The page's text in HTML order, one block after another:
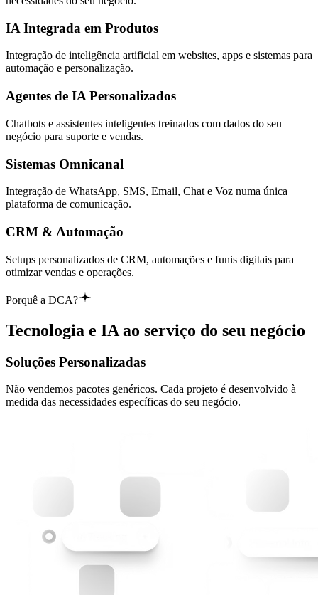
IA Integrada em Produtos
Integração de inteligência artificial em websites, apps e sistemas para
automação e personalização.
Agentes de IA Personalizados
Chatbots e assistentes inteligentes treinados com dados do seu
negócio para suporte e vendas.
Sistemas Omnicanal
Integração de WhatsApp, SMS, Email, Chat e Voz numa única
plataforma de comunicação.
CRM & Automação
Setups personalizados de CRM, automações e funis digitais para
otimizar vendas e operações.
Porquê a DCA?
Tecnologia e IA ao serviço do seu negócio
Soluções Personalizadas
Não vendemos pacotes genéricos. Cada projeto é desenvolvido à
medida das necessidades específicas do seu negócio.